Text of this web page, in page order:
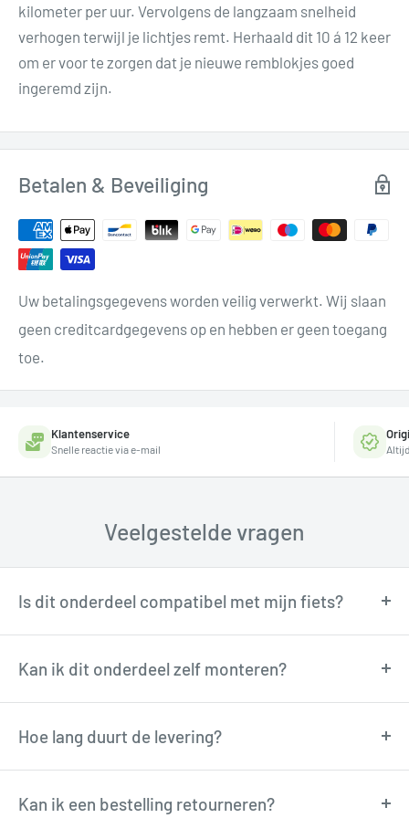
kilometer per uur. Vervolgens de langzaam snelheid
verhogen terwijl je lichtjes remt. Herhaald dit 10 á 12 keer
om er voor te zorgen dat je nieuwe remblokjes goed
ingeremd zijn.
Betalen & Beveiliging
Uw betalingsgegevens worden veilig verwerkt. Wij slaan
geen creditcardgegevens op en hebben er geen toegang
toe.
Klantenservice
Snelle reactie via e-mail
Veelgestelde vragen
Is dit onderdeel compatibel met mijn fiets?
Onze fietstechnici kunnen je adviseren over
compatibiliteit. Neem contact op via
Kan ik dit onderdeel zelf monteren?
Veel onderdelen zijn goed zelf te monteren met
basisgereedschap. Twijfel je? Onze technici
Hoe lang duurt de levering?
Besteld voor 12:00u? Dan verzenden wij de volgende
werkdag. Levering in1-4 werkdagenin België en
Kan ik een bestelling retourneren?